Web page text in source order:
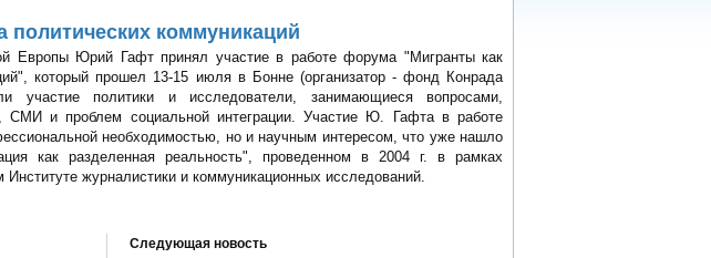
политических коммуникаций
Европы Юрий Гафт принял участие в работе форума "Мигранты как
который прошел 13-15 июля в Бонне (организатор - фонд Конрада
участие политики и исследователи, занимающиеся вопросами,
СМИ и проблем социальной интеграции. Участие Ю. Гафта в работе
необходимостью, но и научным интересом, что уже нашло
как разделенная реальность", проведенном в 2004 г. в рамках
Институте журналистики и коммуникационных исследований.
Следующая новость